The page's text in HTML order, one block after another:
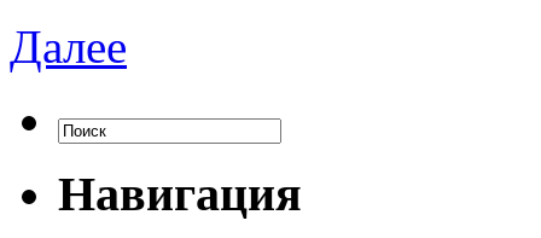
Далее
Навигация